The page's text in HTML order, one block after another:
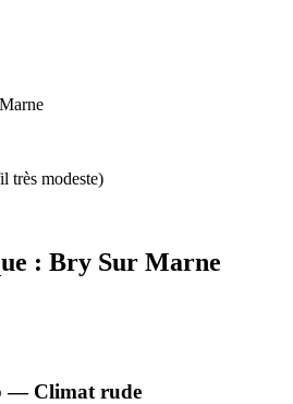
très modeste)
: Bry Sur Marne
— Climat rude